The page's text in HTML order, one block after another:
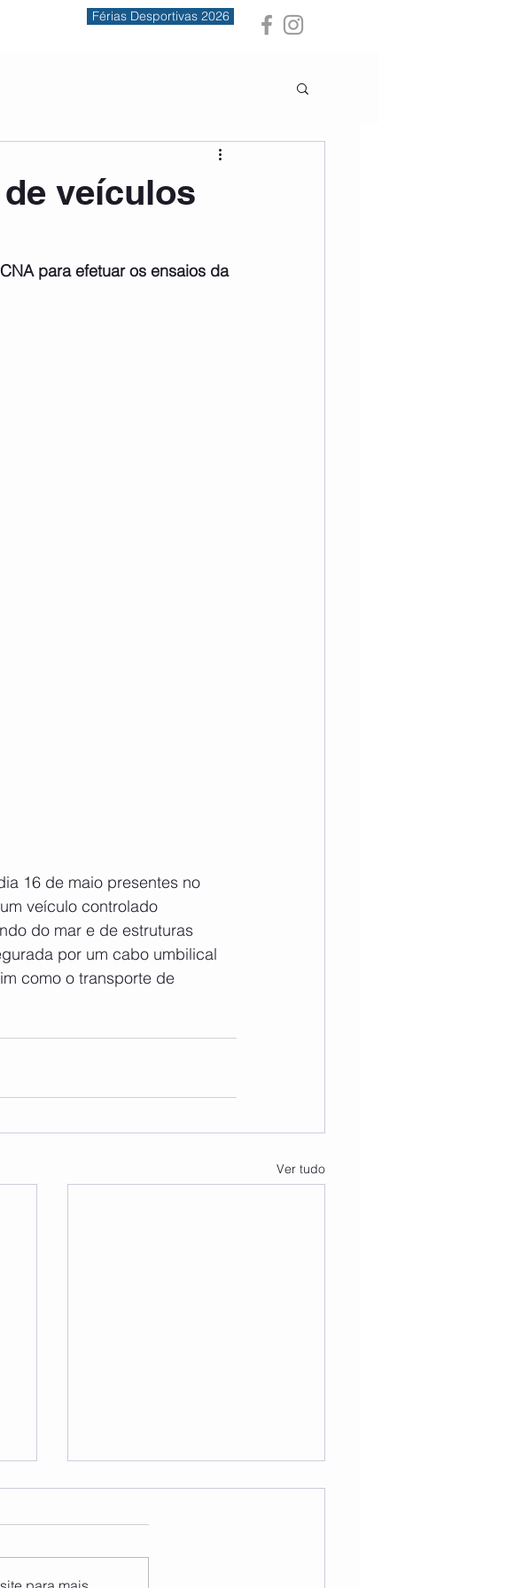
Férias Desportivas 2026
veículos
para efetuar os ensaios da
16 de maio presentes no
veículo controlado
do mar e de estruturas
por um cabo umbilical
como o transporte de
Ver tudo